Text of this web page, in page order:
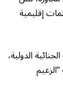
إقليمية
الدولية،